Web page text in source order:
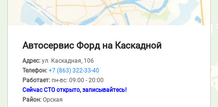
Автосервис Форд на Каскадной
Адрес: ул. Каскадная, 106
Телефон: +7 (863) 322-33-40
Работает: пн-вс: 09:00 - 20:00
Сейчас СТО открыто, записывайтесь!
Район: Орская